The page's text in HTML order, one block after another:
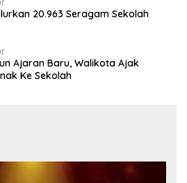
20.963 Seragam Sekolah
Ajaran Baru, Walikota Ajak
Ke Sekolah